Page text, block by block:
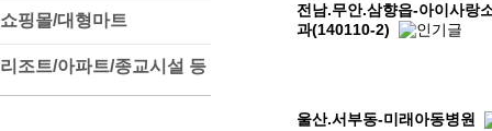
쇼핑몰/대형마트
리조트/아파트/종교시설 등
전남.무안.삼향읍-아이사랑
과(140110-2)
울산.서부동-미래아동병원